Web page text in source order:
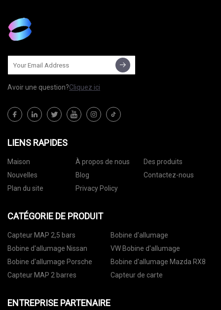
Avoir une question?Cliquez ici
LIENS RAPIDES
Maison À propos de nous
Des produits
Nouvelles
Blog
Contactez-nous
Plan du site
Privacy Policy
CATÉGORIE DE PRODUIT
Capteur MAP 2,5 bars
Bobine d'allumage
Bobine d'allumage Nissan
VW Bobine d'allumage
Bobine d'allumage Porsche
Bobine d'allumage Mazda RX8
Capteur MAP 2 barres
Capteur de carte
ENTREPRISE PARTENAIRE